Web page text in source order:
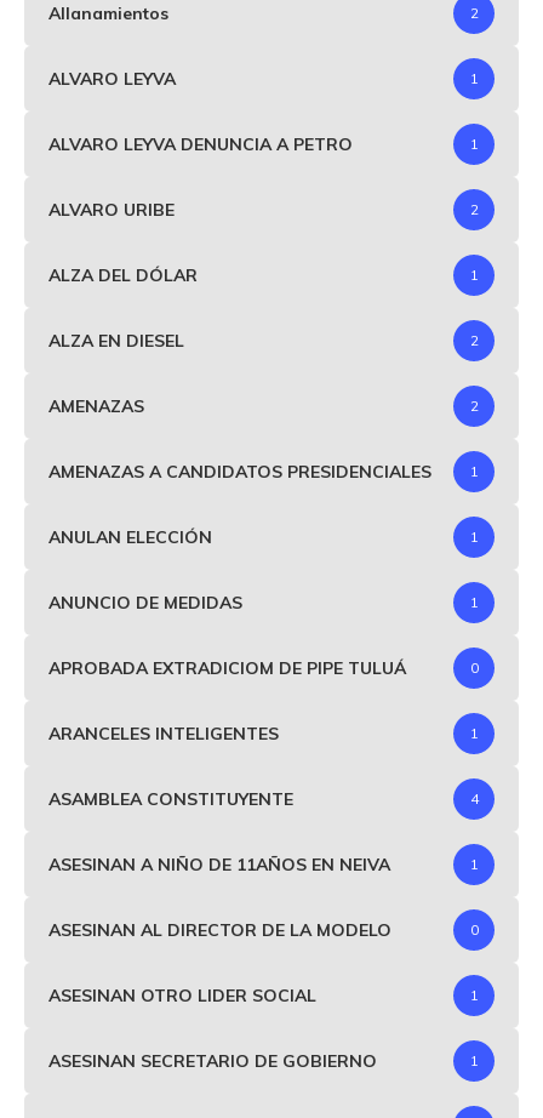
Allanamientos 2
ALVARO LEYVA 1
ALVARO LEYVA DENUNCIA A PETRO 1
ALVARO URIBE 2
ALZA DEL DÓLAR 1
ALZA EN DIESEL 2
AMENAZAS 2
AMENAZAS A CANDIDATOS PRESIDENCIALES 1
ANULAN ELECCIÓN 1
ANUNCIO DE MEDIDAS 1
APROBADA EXTRADICIOM DE PIPE TULUÁ 0
ARANCELES INTELIGENTES 1
ASAMBLEA CONSTITUYENTE 4
ASESINAN A NIÑO DE 11AÑOS EN NEIVA 1
ASESINAN AL DIRECTOR DE LA MODELO 0
ASESINAN OTRO LIDER SOCIAL 1
ASESINAN SECRETARIO DE GOBIERNO 1